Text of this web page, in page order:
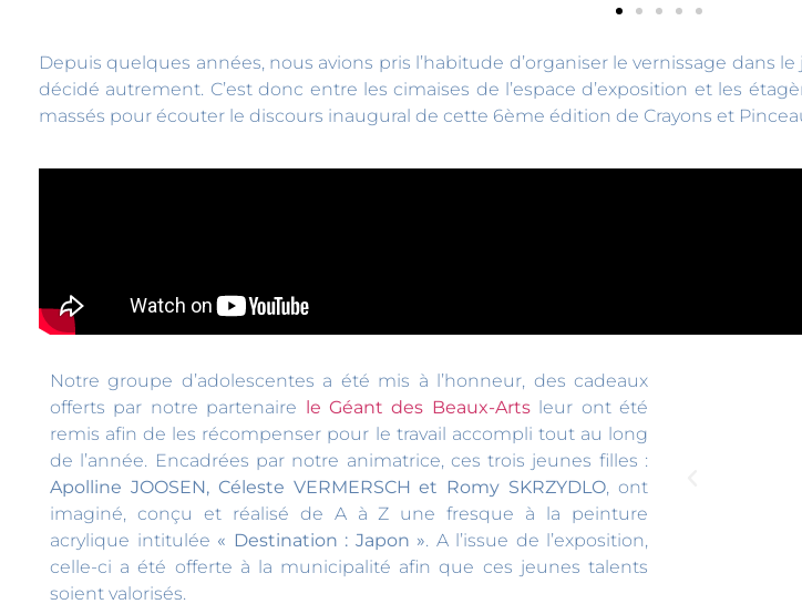
Depuis quelques années, nous avions pris l’habitude d’organiser le vernissage dans
décidé autrement. C’est donc entre les cimaises de l’espace d’exposition et les
massés pour écouter le discours inaugural de cette 6ème édition de Crayons et
Notre groupe d’adolescentes a été mis à l’honneur, des cadeaux
offerts par notre partenaire le Géant des Beaux-Artsleur ont été
remis afin de les récompenser pour le travail accompli tout au long
de l’année. Encadrées par notre animatrice, ces trois jeunes filles :
Apolline JOOSEN, Céleste VERMERSCH et Romy SKRZYDLO, ont
imaginé, conçu et réalisé de A à Z une fresque à la peinture
acrylique intitulée « Destination : Japon ». A l’issue de l’exposition,
celle-ci a été offerte à la municipalité afin que ces jeunes talents
soient valorisés.